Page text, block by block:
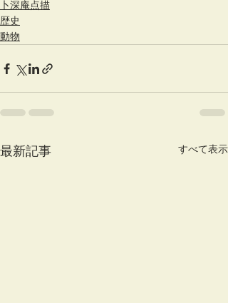
卜深庵点描
歴史
動物
最新記事 すべて表示